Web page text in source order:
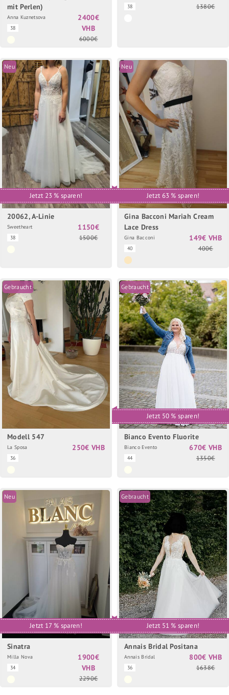
mit Perlen)
Anna Kuznetsova
38
2400€
VHB
6000€
38
1380€
Neu
Jetzt 23 % sparen!
20062, A-Linie
Sweetheart
38
1150€
1500€
Neu
Jetzt 63 % sparen!
Gina Bacconi Mariah Cream
Lace Dress
Gina Bacconi
40
149€ VHB
400€
Gebraucht
Modell 547
La Sposa
36
250€ VHB
Gebraucht
Jetzt 50 % sparen!
Bianco Evento Fluorite
Bianco Evento
44
670€ VHB
1350€
Neu
Jetzt 17 % sparen!
Sinatra
Milla Nova
34
1900€
VHB
2290€
Gebraucht
Jetzt 51 % sparen!
Annais Bridal Positana
Annais Bridal
36
800€ VHB
1638€